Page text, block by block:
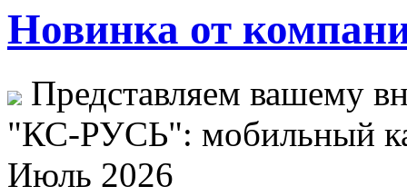
Новинка от
Представляем вашему
"КС-РУСЬ": мобильный
Июль 2026